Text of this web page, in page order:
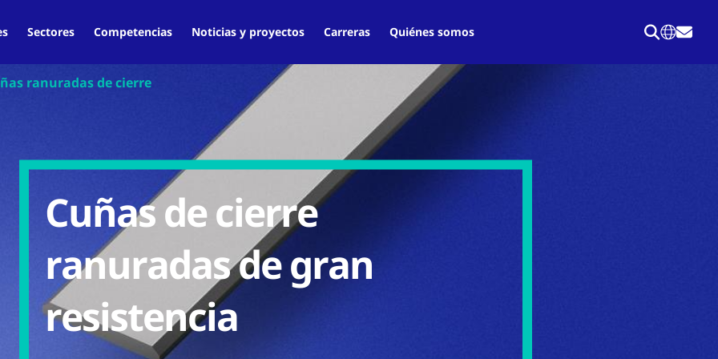
Sectores Competencias Noticias y proyectos Carreras Quiénes somos
ranuradas de cierre
Cuñas de cierre
ranuradas de gran
resistencia